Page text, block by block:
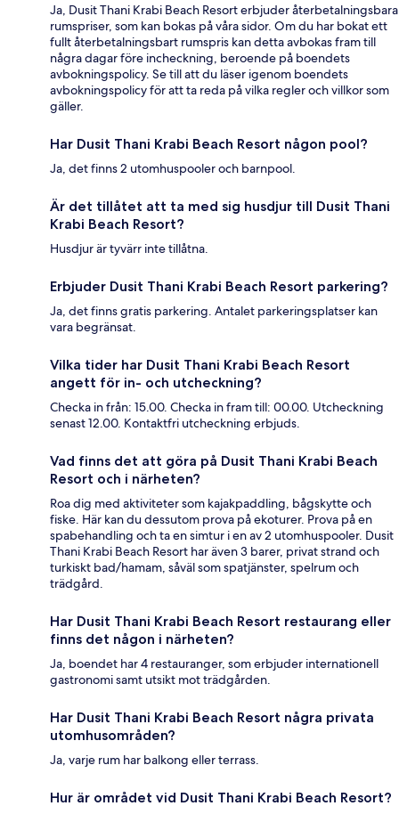
Ja, Dusit Thani Krabi Beach Resort erbjuder återbetalningsbara
rumspriser, som kan bokas på våra sidor. Om du har bokat ett
fullt återbetalningsbart rumspris kan detta avbokas fram till
några dagar före incheckning, beroende på boendets
avbokningspolicy. Se till att du läser igenom boendets
avbokningspolicy för att ta reda på vilka regler och villkor som
gäller.
Har Dusit Thani Krabi Beach Resort någon pool?
Ja, det finns 2 utomhuspooler och barnpool.
Är det tillåtet att ta med sig husdjur till Dusit Thani
Krabi Beach Resort?
Husdjur är tyvärr inte tillåtna.
Erbjuder Dusit Thani Krabi Beach Resort parkering?
Ja, det finns gratis parkering. Antalet parkeringsplatser kan
vara begränsat.
Vilka tider har Dusit Thani Krabi Beach Resort
angett för in- och utcheckning?
Checka in från: 15.00. Checka in fram till: 00.00. Utcheckning
senast 12.00. Kontaktfri utcheckning erbjuds.
Vad finns det att göra på Dusit Thani Krabi Beach
Resort och i närheten?
Roa dig med aktiviteter som kajakpaddling, bågskytte och
fiske. Här kan du dessutom prova på ekoturer. Prova på en
spabehandling och ta en simtur i en av 2 utomhuspooler. Dusit
Thani Krabi Beach Resort har även 3 barer, privat strand och
turkiskt bad/hamam, såväl som spatjänster, spelrum och
trädgård.
Har Dusit Thani Krabi Beach Resort restaurang eller
finns det någon i närheten?
Ja, boendet har 4 restauranger, som erbjuder internationell
gastronomi samt utsikt mot trädgården.
Har Dusit Thani Krabi Beach Resort några privata
utomhusområden?
Ja, varje rum har balkong eller terrass.
Hur är området vid Dusit Thani Krabi Beach Resort?